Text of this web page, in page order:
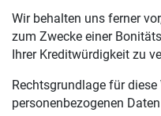
Wir behalten uns ferner
zum Zwecke einer
Ihrer Kreditwürdigkeit zu
Rechtsgrundlage für
personenbezogenen